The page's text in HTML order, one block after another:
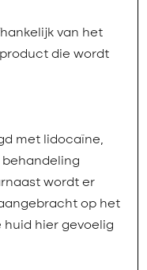
van het
die wordt
met lidocaïne,
behandeling
wordt er
op het
hier gevoelig